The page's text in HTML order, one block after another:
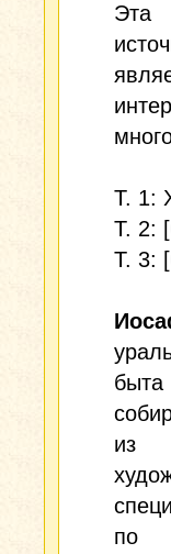
Эта
Т. 1:
Т. 2:
Т. 3:
из
по